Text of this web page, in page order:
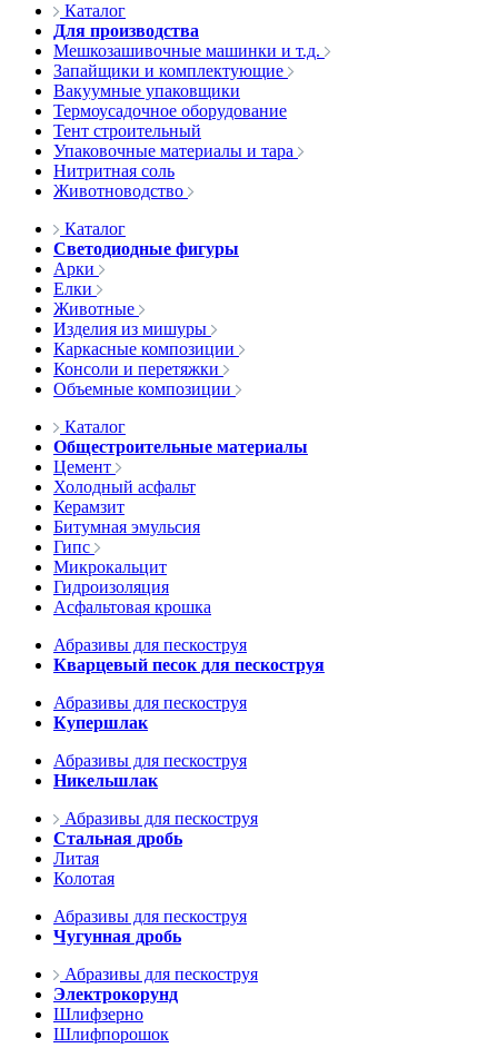
Каталог
Для производства
Мешкозашивочные машинки и т.д.
Запайщики и комплектующие
Вакуумные упаковщики
Термоусадочное оборудование
Тент строительный
Упаковочные материалы и тара
Нитритная соль
Животноводство
Каталог
Светодиодные фигуры
Арки
Елки
Животные
Изделия из мишуры
Каркасные композиции
Консоли и перетяжки
Объемные композиции
Каталог
Общестроительные материалы
Цемент
Холодный асфальт
Керамзит
Битумная эмульсия
Гипс
Микрокальцит
Гидроизоляция
Асфальтовая крошка
Абразивы для пескоструя
Кварцевый песок для пескоструя
Абразивы для пескоструя
Купершлак
Абразивы для пескоструя
Никельшлак
Абразивы для пескоструя
Стальная дробь
Литая
Колотая
Абразивы для пескоструя
Чугунная дробь
Абразивы для пескоструя
Электрокорунд
Шлифзерно
Шлифпорошок